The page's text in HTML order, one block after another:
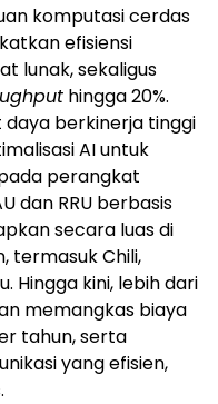
komputasi cerdas
efisiensi
lunak, sekaligus
hingga 20%.
daya berkinerja tinggi
AI untuk
perangkat
dan RRU berbasis
secara luas di
termasuk Chili,
Hingga kini, lebih dari
memangkas biaya
tahun, serta
yang efisien,